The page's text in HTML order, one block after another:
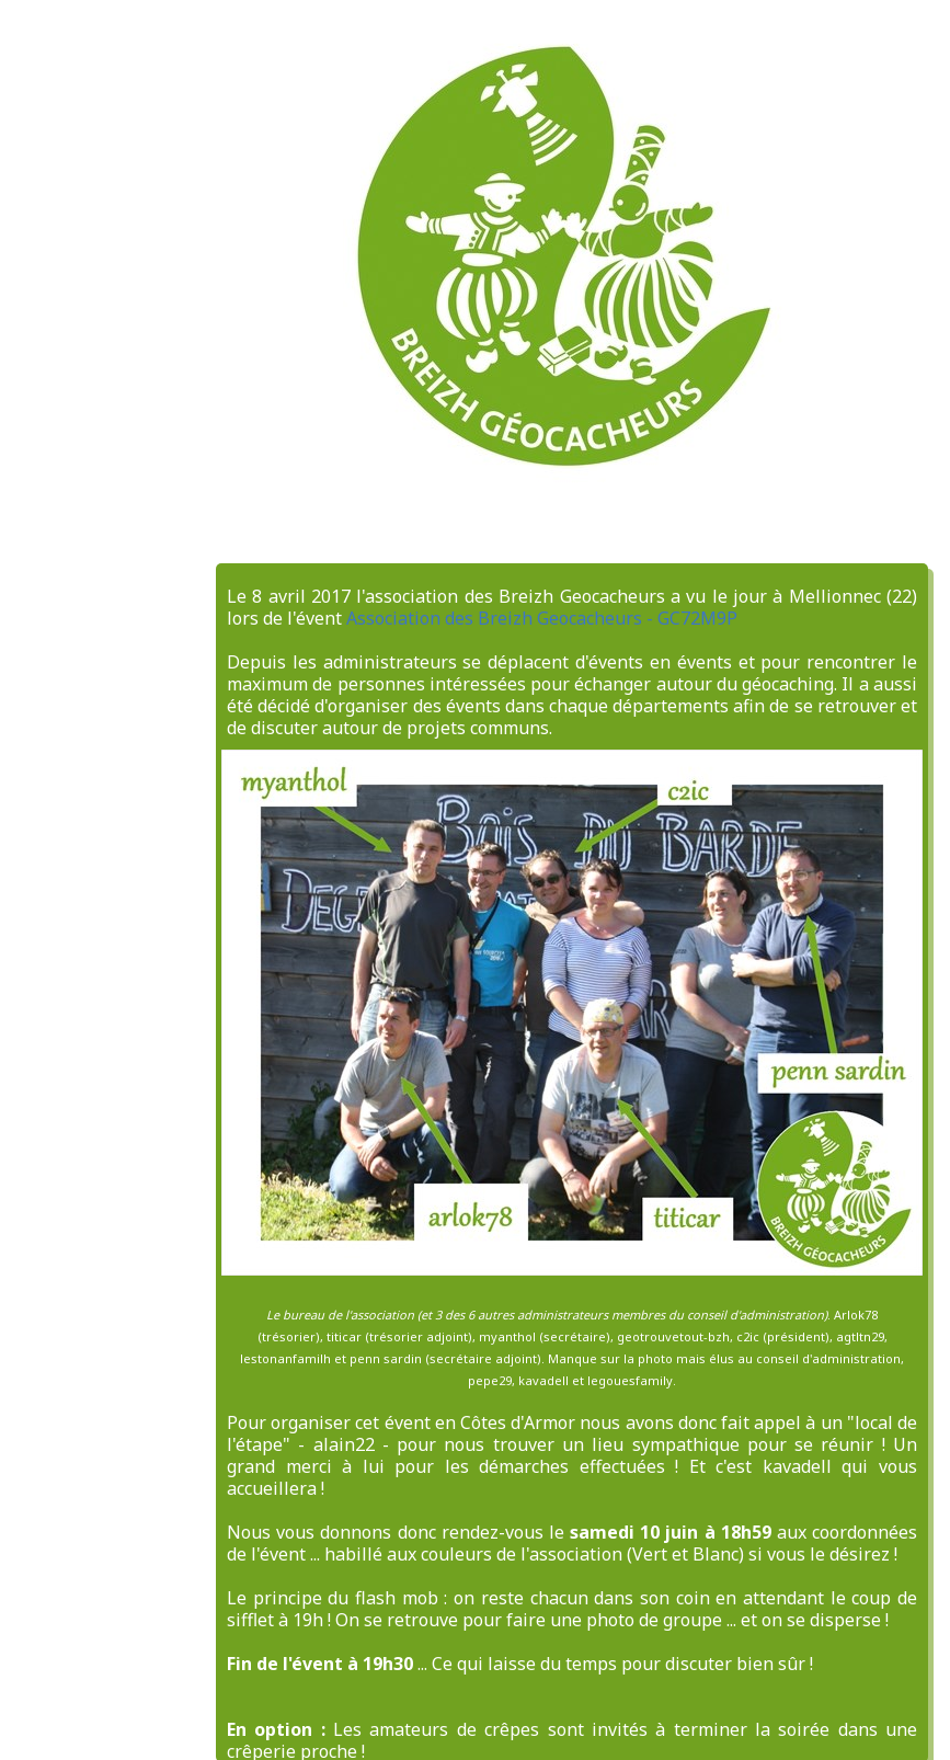
Le 8 avril 2017 l'association des Breizh Geocacheurs a vu le jour à Mellionnec (22)
lors de l'éventAssociation des Breizh Geocacheurs - GC72M9P
Depuis les administrateurs se déplacent d'évents en évents et pour rencontrer le
maximum de personnes intéressées pour échanger autour du géocaching. Il a aussi
été décidé d'organiser des évents dans chaque départements afin de se retrouver et
de discuter autour de projets communs.
Le bureau de l'association (et 3 des 6 autres administrateurs membres du conseil d'administration). Arlok78
(trésorier), titicar (trésorier adjoint), myanthol (secrétaire), geotrouvetout-bzh, c2ic (président), agtltn29,
lestonanfamilh et penn sardin (secrétaire adjoint). Manque sur la photo mais élus au conseil d'administration,
pepe29, kavadell et legouesfamily.
Pour organiser cet évent en Côtes d'Armor nous avons donc fait appel à un "local de
l'étape" - alain22 - pour nous trouver un lieu sympathique pour se réunir ! Un
grand merci à lui pour les démarches effectuées ! Et c'est kavadell qui vous
accueillera !
Nous vous donnons donc rendez-vous le samedi 10 juin à 18h59aux coordonnées
de l'évent ... habillé aux couleurs de l'association (Vert et Blanc) si vous le désirez !
Le principe du flash mob : on reste chacun dans son coin en attendant le coup de
sifflet à 19h ! On se retrouve pour faire une photo de groupe ... et on se disperse !
Fin de l'évent à 19h30... Ce qui laisse du temps pour discuter bien sûr !
En option :Les amateurs de crêpes sont invités à terminer la soirée dans une
crêperie proche !